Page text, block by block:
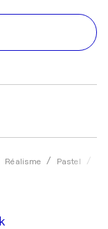
Réalisme Pastel